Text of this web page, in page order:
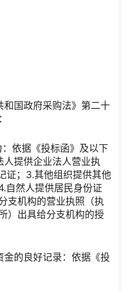
和国政府采购法》第二十
依据《投标函》及以下
人提供企业法人营业执
证；3.其他组织提供其他
自然人提供居民身份证
支机构的营业执照（执
）出具给分支机构的授
的良好记录：依据《投